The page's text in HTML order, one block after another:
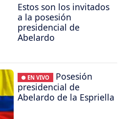
Estos son los invitados
a la posesión
presidencial de
Abelardo
● EN VIVO
Posesión
presidencial de
Abelardo de la Espriella